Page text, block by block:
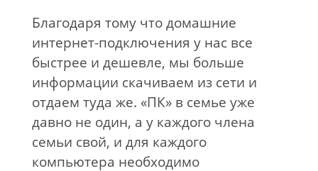
Благодаря тому что домашние
интернет-подключения у нас все
быстрее и дешевле, мы больше
информации скачиваем из сети и
отдаем туда же. «ПК» в семье уже
давно не один, а у каждого члена
семьи свой, и для каждого
компьютера необходимо